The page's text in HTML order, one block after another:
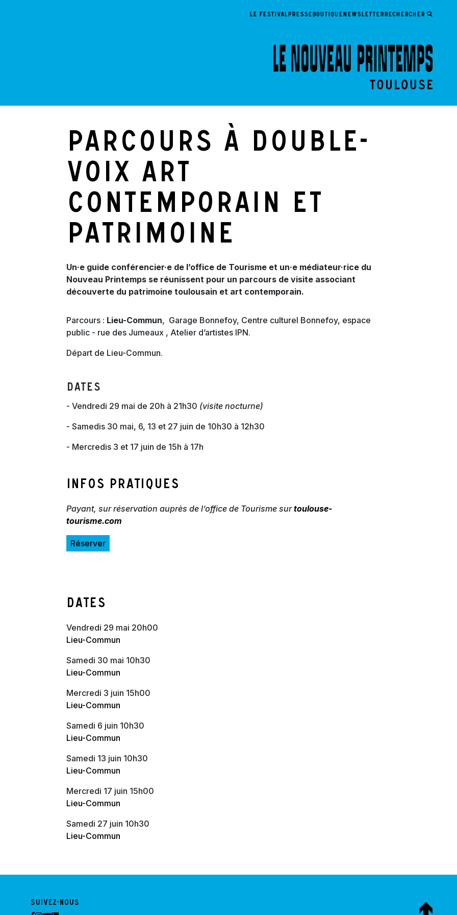
LE FESTIVALPRESSEBOUTIQUENEWSLETTERRechercher
Parcours à double-
voix art
contemporain et
patrimoine
Un·e guide conférencier·e de l’office de Tourisme et un·e médiateur·rice du
Nouveau Printemps se réunissent pour un parcours de visite associant
découverte du patrimoine toulousain et art contemporain.
Parcours : Lieu-Commun, Garage Bonnefoy, Centre culturel Bonnefoy, espace
public - rue des Jumeaux , Atelier d’artistes IPN.
Départ de Lieu-Commun.
DATES
- Vendredi 29 mai de 20h à 21h30 (visite nocturne)
- Samedis 30 mai, 6, 13 et 27 juin de 10h30 à 12h30
- Mercredis 3 et 17 juin de 15h à 17h
Infos pratiques
Payant, sur réservation auprès de l’office de Tourisme surtoulouse-
tourisme.com
Réserver
Dates
vendredi 29 mai 20h00
Lieu-Commun
samedi 30 mai 10h30
Lieu-Commun
mercredi 3 juin 15h00
Lieu-Commun
samedi 6 juin 10h30
Lieu-Commun
samedi 13 juin 10h30
Lieu-Commun
mercredi 17 juin 15h00
Lieu-Commun
samedi 27 juin 10h30
Lieu-Commun
Suivez-nous